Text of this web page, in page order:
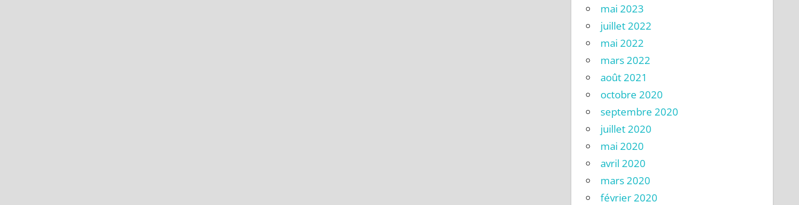
mai 2023
juillet 2022
mai 2022
mars 2022
août 2021
octobre 2020
septembre 2020
juillet 2020
mai 2020
avril 2020
mars 2020
février 2020